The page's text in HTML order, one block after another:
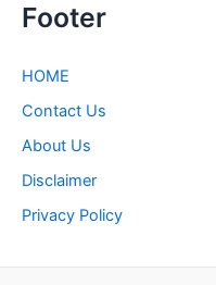
Footer
HOME
Contact Us
About Us
Disclaimer
Privacy Policy